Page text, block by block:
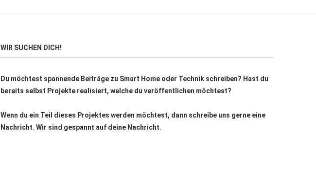
WIR SUCHEN DICH!
Du möchtest spannende Beiträge zu Smart Home oder Technik schreiben? Hast du
bereits selbst Projekte realisiert, welche du veröffentlichen möchtest?
Wenn du ein Teil dieses Projektes werden möchtest, dann schreibe uns gerne eine
Nachricht. Wir sind gespannt auf deine Nachricht.